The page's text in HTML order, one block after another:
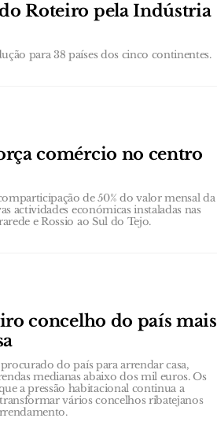
Roteiro pela Indústria
para 38 países dos cinco continentes.
comércio no centro
de 50% do valor mensal da
actividades económicas instaladas nas
e Rossio ao Sul do Tejo.
concelho do país mais
do país para arrendar casa,
medianas abaixo dos mil euros. Os
a pressão habitacional continua a
vários concelhos ribatejanos